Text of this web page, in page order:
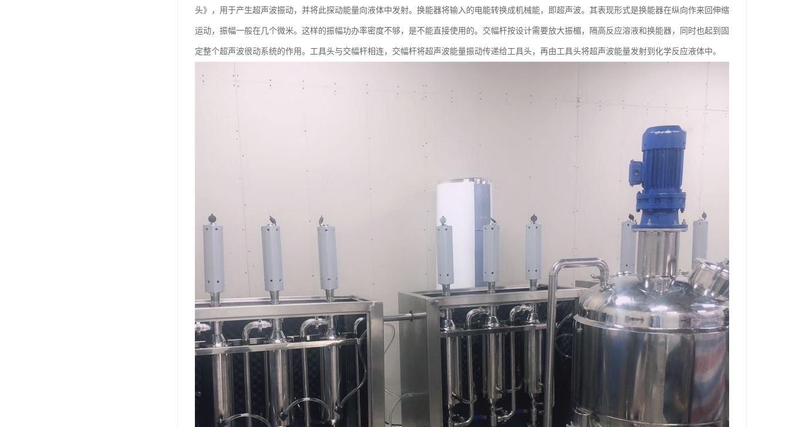
头》，用于产生超声波振动，并将此探动能量向液体中发射。换能器将输入的电能转换成机械能，即超声波。其表现形式是换能器在纵向作来回伸缩
运动，振幅一般在几个微米。这样的振幅功办率密度不够，是不能直接使用的。交幅杆按设计需要放大振楣，隔高反应溶液和换能器，同时也起到固
定整个超声波很动系统的作用。工具头与交幅杆相连，交幅杆将超声波能量振动传递给工具头，再由工具头将超声波能量发射到化学反应液体中。